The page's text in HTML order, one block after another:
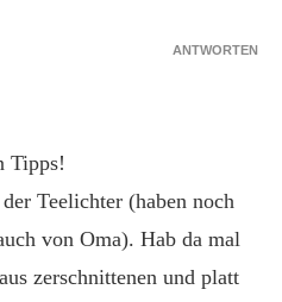
Tipps!
Teelichter (haben noch
von Oma). Hab da mal
zerschnittenen und platt
ANTWORTEN